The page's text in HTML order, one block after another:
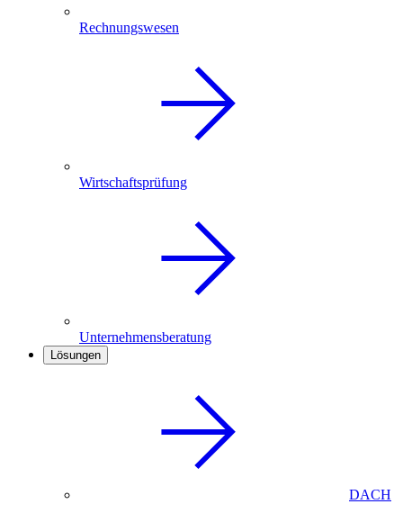
Rechnungswesen
Wirtschaftsprüfung
Unternehmensberatung
Lösungen
DACH